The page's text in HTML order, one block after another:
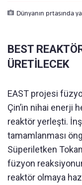
Dünyanın prtasında
BEST
ÜRETİLECEK
EAST projesi
Çin’in nihai enerji
reaktör yerleşti.
tamamlanması
Süperiletken
füzyon
reaktör olmaya